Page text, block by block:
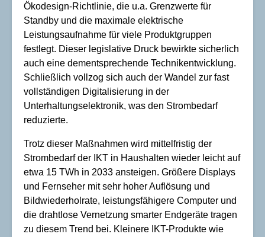
Ökodesign-Richtlinie, die u.a. Grenzwerte für
Standby und die maximale elektrische
Leistungsaufnahme für viele Produktgruppen
festlegt. Dieser legislative Druck bewirkte sicherlich
auch eine dementsprechende Technikentwicklung.
Schließlich vollzog sich auch der Wandel zur fast
vollständigen Digitalisierung in der
Unterhaltungselektronik, was den Strombedarf
reduzierte.
Trotz dieser Maßnahmen wird mittelfristig der
Strombedarf der IKT in Haushalten wieder leicht auf
etwa 15 TWh in 2033 ansteigen. Größere Displays
und Fernseher mit sehr hoher Auflösung und
Bildwiederholrate, leistungsfähigere Computer und
die drahtlose Vernetzung smarter Endgeräte tragen
zu diesem Trend bei. Kleinere IKT-Produkte wie